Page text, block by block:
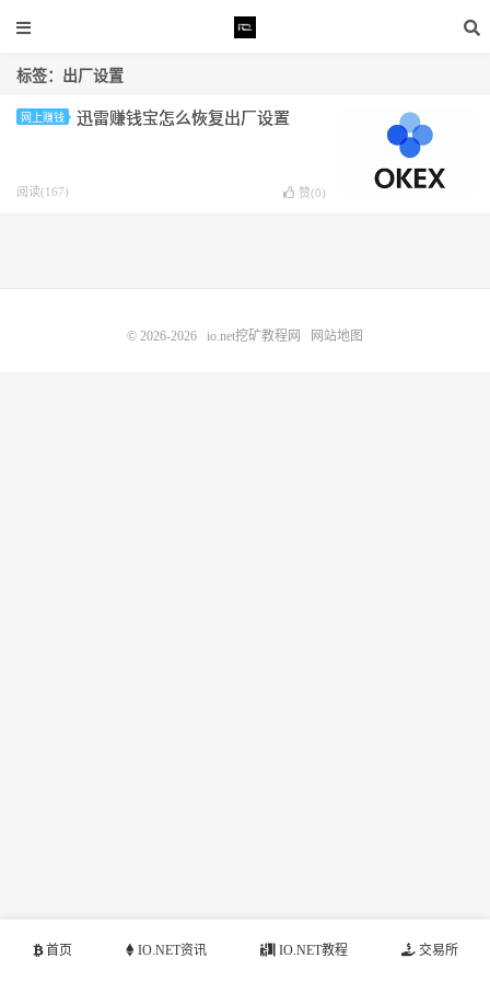
标签：出厂设置
网上赚钱 迅雷赚钱宝怎么恢复出厂设置
阅读(167) 赞(0)
首页 IO.NET资讯 IO.NET教程 交易所
© 2026-2026 io.net挖矿教程网 网站地图